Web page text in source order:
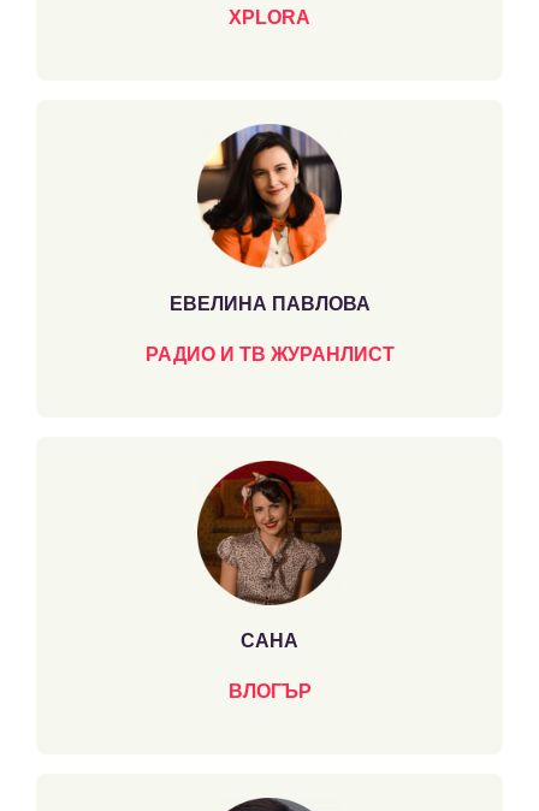
XPLORA
ЕВЕЛИНА ПАВЛОВА
РАДИО И ТВ ЖУРАНЛИСТ
САНА
ВЛОГЪР